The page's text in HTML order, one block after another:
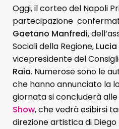
Oggi, il corteo del Napoli
partecipazione
Gaetano Manfredi,
Sociali della Regione,
vicepresidente del
Raia. Numerose sono le
che hanno annunciato la
giornata si concluderà alle
Show, che vedrà esibirsi
direzione artistica di Diego